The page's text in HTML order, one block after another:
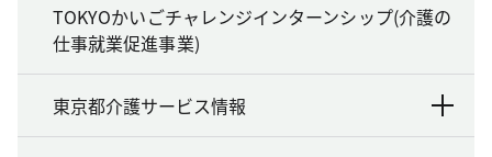
TOKYOかいごチャレンジインターンシップ(介護の
仕事就業促進事業)
東京都介護サービス情報